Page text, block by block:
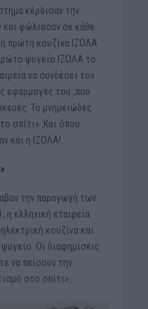
κέρδισαν την
φώλιασαν σε κάθε
πρώτη κουζίνα ΙΖΟΛΑ
ψυγείο ΙΖΟΛΑ το
να συνδέσει τον
εφαρμογές του ,που
Το μνημειώδες
σπίτι» .Και όπου
και η ΙΖΟΛΑ!…
την παραγωγή των
ελληνική εταιρεία
κουζίνα και
Οι διαφημίσεις
να πείσουν την
στο σπίτι»….